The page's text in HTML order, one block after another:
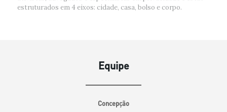
estruturados em 4 eixos: cidade, casa, bolso e corpo.
Equipe
Concepção